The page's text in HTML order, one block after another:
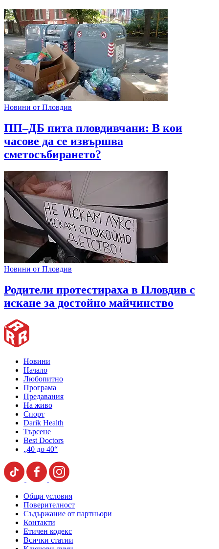
Новини от Пловдив
ПП–ДБ пита пловдивчани: В кои
часове да се извършва
сметосъбирането?
Новини от Пловдив
Родители протестираха в Пловдив с
искане за достойно майчинство
Новини
Начало
Любопитно
Програма
Предавания
На живо
Спорт
Darik Health
Търсене
Best Doctors
„40 до 40“
Общи условия
Поверителност
Съдържание от партньори
Контакти
Етичен кодекс
Всички статии